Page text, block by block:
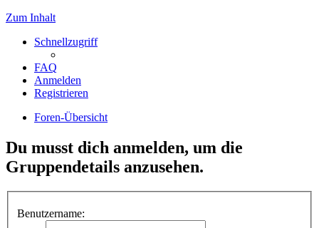
Zum Inhalt
Schnellzugriff
FAQ
Anmelden
Registrieren
Foren-Übersicht
Du musst dich anmelden, um die
Gruppendetails anzusehen.
Benutzername: